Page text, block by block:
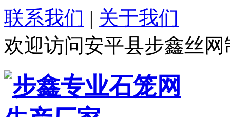
联系我们 | 关于我们
欢迎访问安平县步鑫丝